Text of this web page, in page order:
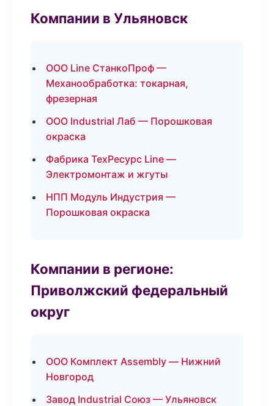
Компании в Ульяновск
ООО Line СтанкоПроф —
Механообработка: токарная,
фрезерная
ООО Industrial Лаб — Порошковая
окраска
Фабрика ТехРесурс Line —
Электромонтаж и жгуты
НПП Модуль Индустрия —
Порошковая окраска
Компании в регионе:
Приволжский федеральный
округ
ООО Комплект Assembly — Нижний
Новгород
Завод Industrial Союз — Ульяновск